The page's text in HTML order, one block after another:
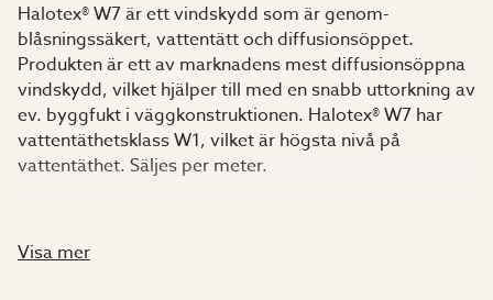
Halotex® W7 är ett vindskydd som är genom­
blåsningssäkert, vattentätt och diffusionsöppet.
Produkten är ett av marknadens mest diffusions­öppna
vindskydd, vilket hjälper till med en snabb uttorkning av
ev. byggfukt i väggkonstruktionen. Halotex® W7 har
vattentäthetsklass W1, vilket är högsta nivå på
vattentäthet. Säljes per meter.
Ånggenomgångsmotstånd Sd (m) 0,03
Visa mer